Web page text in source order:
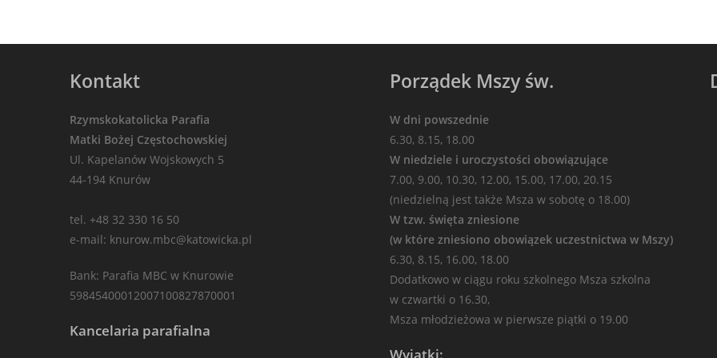
Kontakt
Rzymskokatolicka Parafia
Matki Bożej Częstochowskiej
Ul. Kapelanów Wojskowych 5
44-194 Knurów
tel. +48 32 330 16 50
e-mail: knurow.mbc@katowicka.pl
Bank: Parafia MBC w Knurowie
59845400012007100827870001
Kancelaria parafialna
Porządek Mszy św.
W dni powszednie
6.30, 8.15, 18.00
W niedziele i uroczystości obowiązujące
7.00, 9.00, 10.30, 12.00, 15.00, 17.00, 20.15
(niedzielną jest także Msza w sobotę o 18.00)
W tzw. święta zniesione
(w które zniesiono obowiązek uczestnictwa w Mszy)
6.30, 8.15, 16.00, 18.00
Dodatkowo w ciągu roku szkolnego Msza szkolna
w czwartki o 16.30,
Msza młodzieżowa w pierwsze piątki o 19.00